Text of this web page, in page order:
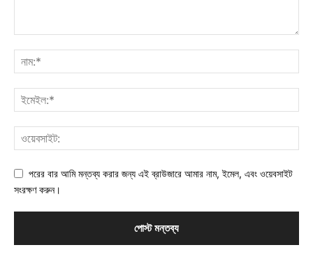
পরের বার আমি মন্তব্য করার জন্য এই ব্রাউজারে আমার নাম, ইমেল, এবং ওয়েবসাইট
সংরক্ষণ করুন।